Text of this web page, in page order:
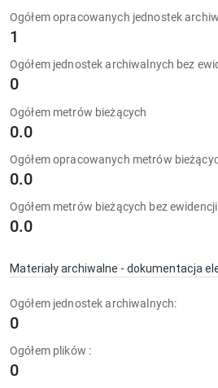
Ogółem opracowanych jednostek
1
Ogółem jednostek archiwalnych bez
0
Ogółem metrów bieżących
0.0
Ogółem opracowanych metrów
0.0
Ogółem metrów bieżących bez ewidencji
0.0
Materiały archiwalne - dokumentacja
Ogółem jednostek archiwalnych:
0
Ogółem plików :
0